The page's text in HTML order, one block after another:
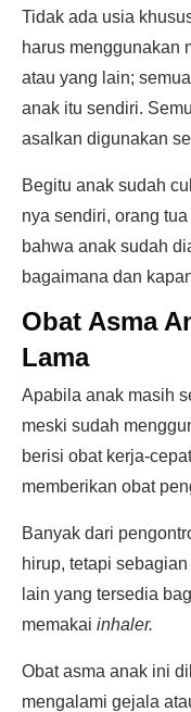
Tidak ada usia
harus menggunakan
atau yang lain;
anak itu sendiri.
asalkan digunakan
Begitu anak sudah
nya sendiri, orang
bahwa anak sudah
bagaimana dan
Obat Asma
Lama
Apabila anak masih
meski sudah
berisi obat kerja-
memberikan obat
Banyak dari
hirup, tetapi
lain yang tersedia
memakai inhaler.
Obat asma anak ini
mengalami gejala